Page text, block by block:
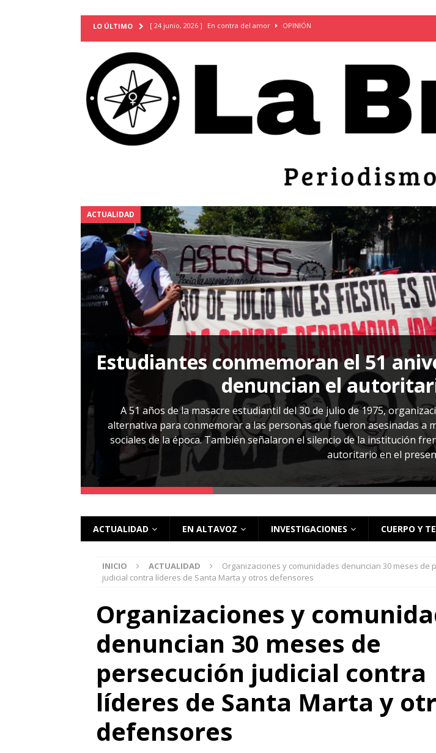
LO ÚLTIMO [ 24 junio, 2026 ] En contra del amor OPINIÓN
TERRITORIO
[ 21 febrero, 2026 ] Cuando la prevención de embarazos en niñas y adolescentes
INVESTIGACIONES
[ 31 julio, 2026 ] Estudiantes conmemoran el 51 aniversario de la masacre de 1975 y
Piden mantener la libertad provisional de Sandra Leticia Hernández:
[ 28 julio, 2026 ] ARENA y FMLN apuestan por mujeres en sus fórmulas presidenciales
ACTUALIDAD
[ 24 julio, 2026 ] A María Hildaura le falló el Estado OPINIÓN
[ 28 julio, 2026 ] Más allá de los casos: cómo entender el VIH en El Salvador
ACTUALIDAD
Estudiantes conmemoran el 51
denuncian el
A 51 años de la masacre estudiantil del 30 de julio de 1975,
alternativa para conmemorar a las personas que fueron asesinadas
sociales de la época. También señalaron el silencio de la institución
autoritario en el
ACTUALIDAD EN ALTAVOZ INVESTIGACIONES CUERPO Y
INICIO ACTUALIDAD
Organizaciones y comunidades denuncian 30 meses de
judicial contra líderes de Santa Marta y otros defensores
Organizaciones y
denuncian 30 meses de
persecución judicial contra
líderes de Santa Marta y
defensores